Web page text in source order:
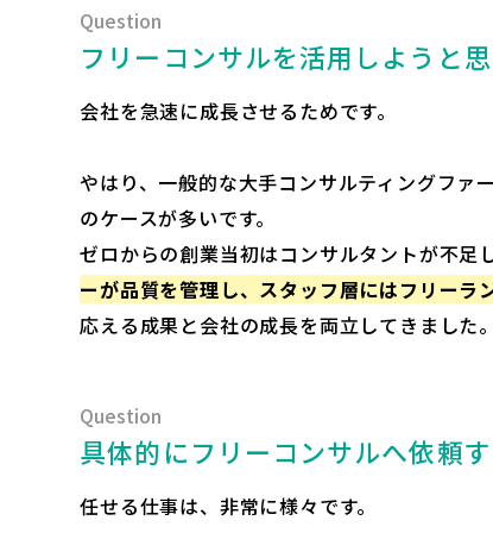
フリーコンサルを活用しようと
会社を急速に成長させるためです。
やはり、一般的な大手コンサルティングファ
のケースが多いです。
ゼロからの創業当初はコンサルタントが不足
ーが品質を管理し、スタッフ層にはフリーラ
応える成果と会社の成長を両立してきました。
具体的にフリーコンサルへ依頼
任せる仕事は、非常に様々です。